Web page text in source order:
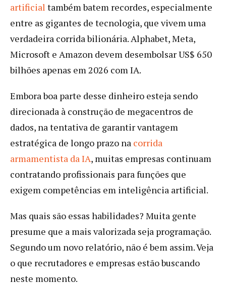
artificial também batem recordes, especialmente
entre as gigantes de tecnologia, que vivem uma
verdadeira corrida bilionária. Alphabet, Meta,
Microsoft e Amazon devem desembolsar US$ 650
bilhões apenas em 2026 com IA.
Embora boa parte desse dinheiro esteja sendo
direcionada à construção de megacentros de
dados, na tentativa de garantir vantagem
estratégica de longo prazo na corrida
armamentista da IA, muitas empresas continuam
contratando profissionais para funções que
exigem competências em inteligência artificial.
Mas quais são essas habilidades? Muita gente
presume que a mais valorizada seja programação.
Segundo um novo relatório, não é bem assim. Veja
o que recrutadores e empresas estão buscando
neste momento.